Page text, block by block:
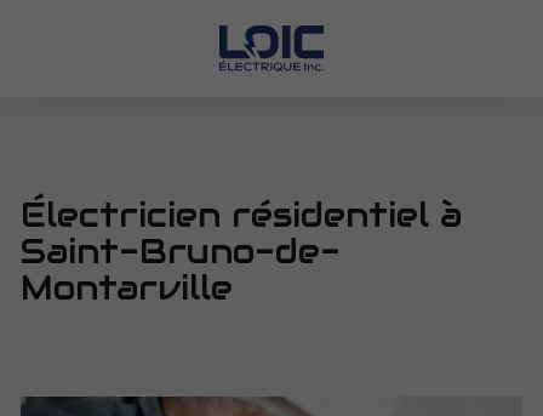
Électricien résidentiel à
Saint-Bruno-de-
Montarville